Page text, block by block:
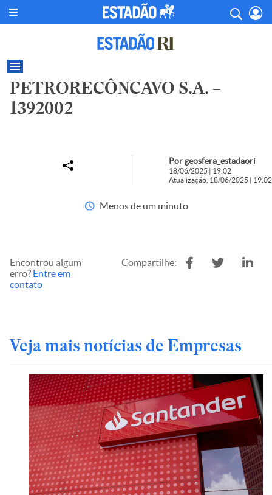
PETRORECÔNCAVO S.A. –
1392002
Por geosfera_estadaori
18/06/2025 | 19:02
Atualização: 18/06/2025 | 19:02
Menos de um minuto
Encontrou algum
erro? Entre em
contato
Compartilhe:
Veja mais notícias de Empresas